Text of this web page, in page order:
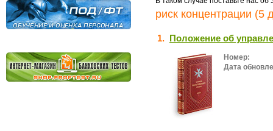
риск концентрации (5
1. Положение об
Номер:
Дата